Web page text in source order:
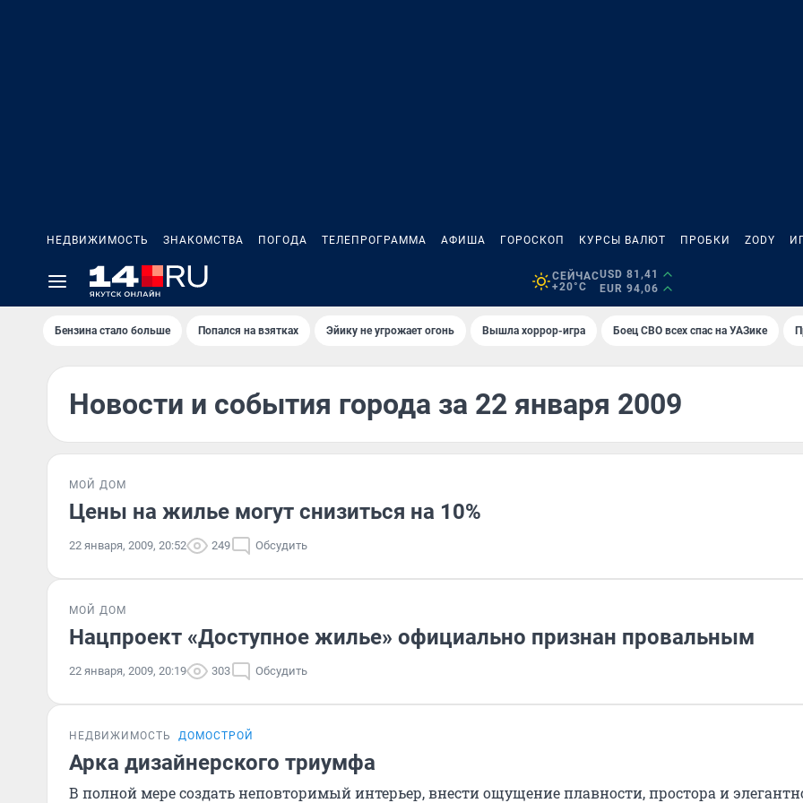
НЕДВИЖИМОСТЬ ЗНАКОМСТВА ПОГОДА ТЕЛЕПРОГРАММА АФИША ГОРОСКОП КУРСЫ ВАЛЮТ ПРОБКИ ZODY
СЕЙЧАС
+20°C
USD 81,41
EUR 94,06
Бензина стало больше Попался на взятках Эйику не угрожает огонь Вышла хоррор-игра Боец СВО всех спас на УАЗике
Новости и события города за 22 января 2009
МОЙ ДОМ
Цены на жилье могут снизиться на 10%
22 января, 2009, 20:52 249 Обсудить
МОЙ ДОМ
Нацпроект «Доступное жилье» официально признан провальным
22 января, 2009, 20:19 303 Обсудить
НЕДВИЖИМОСТЬ ДОМОСТРОЙ
Арка дизайнерского триумфа
В полной мере создать неповторимый интерьер, внести ощущение плавности, простора и